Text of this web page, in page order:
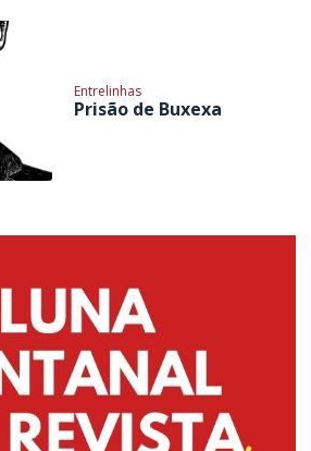
Entrelinhas
Prisão de Buxexa